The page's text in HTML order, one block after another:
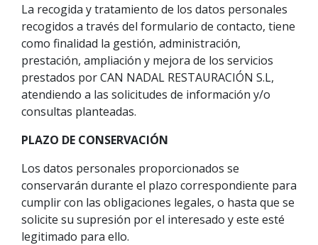
La recogida y tratamiento de los datos personales
recogidos a través del formulario de contacto, tiene
como finalidad la gestión, administración,
prestación, ampliación y mejora de los servicios
prestados por CAN NADAL RESTAURACIÓN S.L,
atendiendo a las solicitudes de información y/o
consultas planteadas.
PLAZO DE CONSERVACIÓN
Los datos personales proporcionados se
conservarán durante el plazo correspondiente para
cumplir con las obligaciones legales, o hasta que se
solicite su supresión por el interesado y este esté
legitimado para ello.